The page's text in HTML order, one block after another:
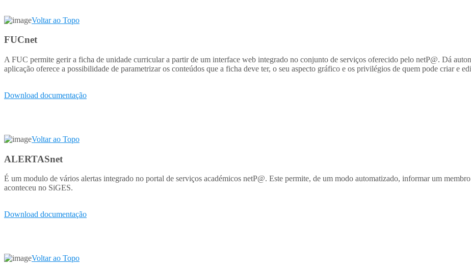
Voltar ao Topo
FUCnet
A FUC permite gerir a ficha de unidade curricular a partir de um interface web integrado no conjunto de serviços oferecido pelo netP@. Dá
aplicação oferece a possibilidade de parametrizar os conteúdos que a ficha deve ter, o seu aspecto gráfico e os privilégios de quem pode criar e
Download documentação
Voltar ao Topo
ALERTASnet
É um modulo de vários alertas integrado no portal de serviços académicos netP@. Este permite, de um modo automatizado, informar um
aconteceu no SiGES.
Download documentação
Voltar ao Topo